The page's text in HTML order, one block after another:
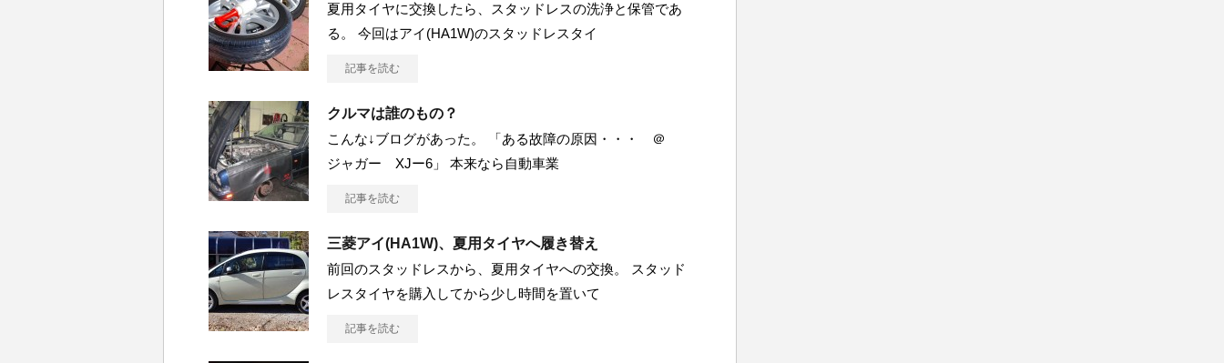
夏用タイヤに交換したら、スタッドレスの洗浄と保管であ
る。 今回はアイ(HA1W)のスタッドレスタイ
記事を読む
クルマは誰のもの？
こんな↓ブログがあった。 「ある故障の原因・・・ ＠
ジャガー XJー6」 本来なら自動車業
記事を読む
三菱アイ(HA1W)、夏用タイヤへ履き替え
前回のスタッドレスから、夏用タイヤへの交換。 スタッド
レスタイヤを購入してから少し時間を置いて
記事を読む